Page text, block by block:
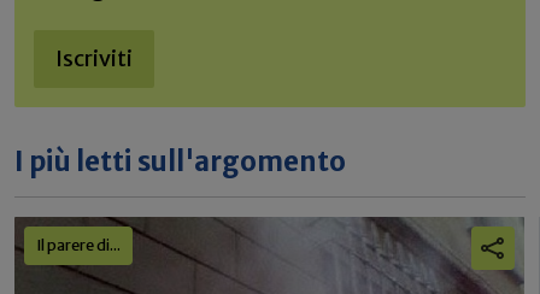
Iscriviti
I più letti sull'argomento
Il parere di...